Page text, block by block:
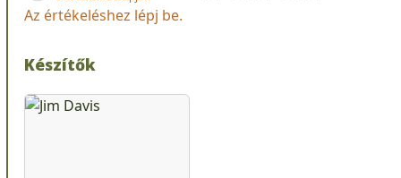
Az értékeléshez lépj be.
Készítők